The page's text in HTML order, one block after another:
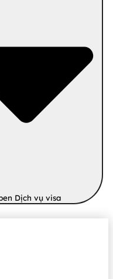
Dịch vụ visa